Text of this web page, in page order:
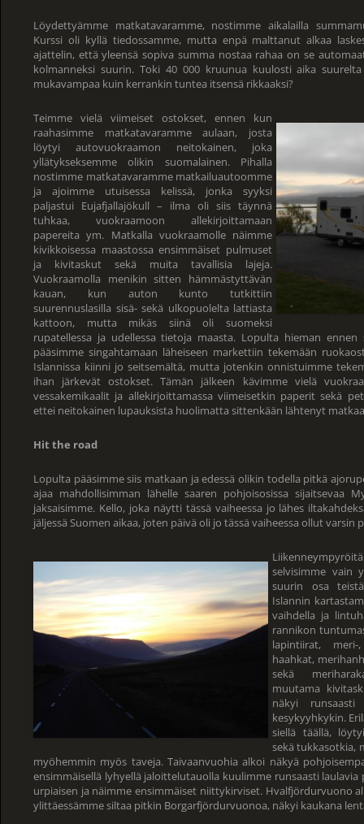
Löydettyämme matkatavaramme, nostimme aikalailla
Kurssi oli kyllä tiedossamme, mutta enpä malttanut alkaa
ajattelin, että yleensä sopiva summa nostaa rahaa on se
kolmanneksi suurin. Toki 40 000 kruunua kuulosti aika
mukavampaa kuin kerrankin tuntea itsensä rikkaaksi?
Teimme vielä viimeiset ostokset, ennen kun
raahasimme matkatavaramme aulaan, josta
löytyi autovuokraamon neitokainen, joka
yllätykseksemme olikin suomalainen. Pihalla
nostimme matkatavaramme matkailuautoomme
ja ajoimme utuisessa kelissä, jonka syyksi
paljastui Eujafjallajökull – ilma oli siis täynnä
tuhkaa, vuokraamoon allekirjoittamaan
papereita ym. Matkalla vuokraamolle näimme
kivikkoisessa maastossa ensimmäiset pulmuset
ja kivitaskut sekä muita tavallisia lajeja.
Vuokraamolla menikin sitten hämmästyttävän
kauan, kun auton kunto tutkittiin
suurennuslasilla sisä- sekä ulkopuolelta lattiasta
kattoon, mutta mikäs siinä oli suomeksi
rupatellessa ja udellessa tietoja maasta. Lopulta hieman
pääsimme singahtamaan läheiseen markettiin tekemään
Islannissa kiinni jo seitsemältä, mutta jotenkin onnistuimme
ihan järkevät ostokset. Tämän jälkeen kävimme vielä
vessakemikaalit ja allekirjoittamassa viimeisetkin paperit sekä
ettei neitokainen lupauksista huolimatta sittenkään lähtenyt
Hit the road
Lopulta pääsimme siis matkaan ja edessä olikin todella pitkä
ajaa mahdollisimman lähelle saaren pohjoisosissa sijaitsevaa
jaksaisimme. Kello, joka näytti tässä vaiheessa jo lähes
jäljessä Suomen aikaa, joten päivä oli jo tässä vaiheessa ollut varsin
selvisimme vain
suurin osa
Islannin
vaihdella ja
rannikon
lapintiirat,
haahkat,
sekä
muutama
näkyi runsaasti
kesykyyhkykin.
siellä täällä,
sekä tukkasotkia,
myöhemmin myös taveja. Taivaanvuohia alkoi näkyä
ensimmäisellä lyhyellä jaloittelutauolla kuulimme runsaasti
urpiaisen ja näimme ensimmäiset niittykirviset. Hvalfjördurvuono
ylittäessämme siltaa pitkin Borgarfjördurvuonoa, näkyi kaukana